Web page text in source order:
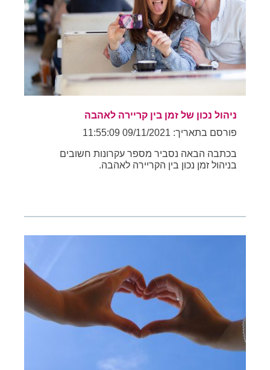
ניהול נכון של זמן בין קריירה לאהבה
פורסם בתאריך: 09/11/2021 11:55:09
בכתבה הבאה נסביר מספר עקרונות חשובים
בניהול זמן נכון בין הקריירה לאהבה.